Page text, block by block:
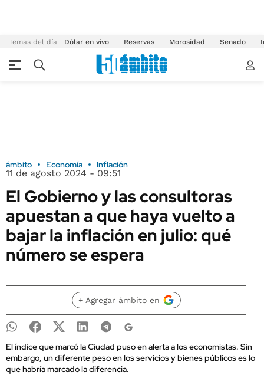
Temas del día Dólar en vivo Reservas Morosidad Senado
ámbito Economía Inflación
11 de agosto 2024 - 09:51
El Gobierno y las consultoras
apuestan a que haya vuelto a
bajar la inflación en julio: qué
número se espera
+ Agregar ámbito en
El índice que marcó la Ciudad puso en alerta a los economistas. Sin
embargo, un diferente peso en los servicios y bienes públicos es lo
que habría marcado la diferencia.